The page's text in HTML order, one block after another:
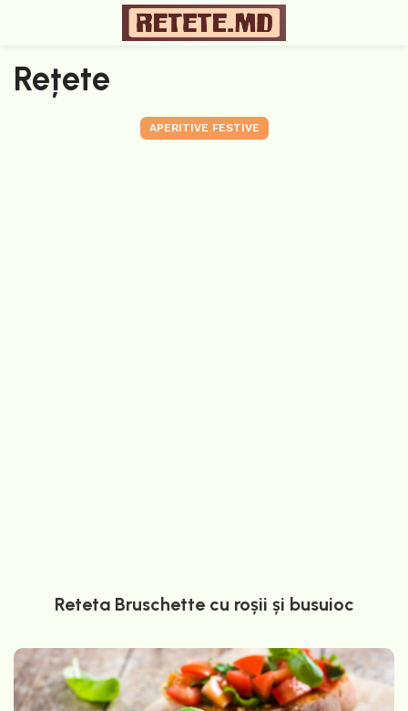
Rețete
APERITIVE FESTIVE
Reteta Bruschette cu roșii și busuioc